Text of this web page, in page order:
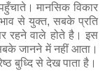
मानसिक विकार
से युक्त, सबके प्रति
रहने वाले होते है। इस
जानने में नहीं आता।
बुध्दि से देख पाता है।